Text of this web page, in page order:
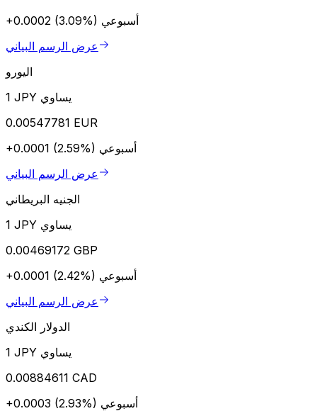
+0.0002 (3.09%) أسبوعي
عرض الرسم البياني
اليورو
1 JPY يساوي
0.00547781 EUR
+0.0001 (2.59%) أسبوعي
عرض الرسم البياني
الجنيه البريطاني
1 JPY يساوي
0.00469172 GBP
+0.0001 (2.42%) أسبوعي
عرض الرسم البياني
الدولار الكندي
1 JPY يساوي
0.00884611 CAD
+0.0003 (2.93%) أسبوعي